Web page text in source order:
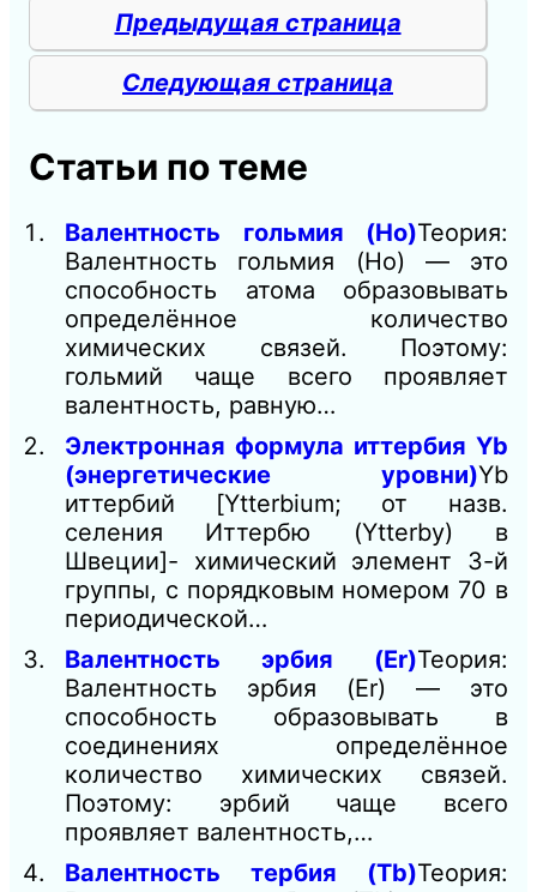
Предыдущая страница
Следующая страница
Статьи по теме
Валентность гольмия (Ho)Теория:
Валентность гольмия (Ho) — это
способность атома образовывать
определённое количество
химических связей. Поэтому:
гольмий чаще всего проявляет
валентность, равную…
Электронная формула иттербия Yb
(энергетические уровни)Yb
иттербий [Ytterbium; от назв.
селения Иттербю (Ytterby) в
Швеции]- химический элемент 3-й
группы, с порядковым номером 70 в
периодической…
Валентность эрбия (Er)Теория:
Валентность эрбия (Er) — это
способность образовывать в
соединениях определённое
количество химических связей.
Поэтому: эрбий чаще всего
проявляет валентность,…
Валентность тербия (Tb)Теория: